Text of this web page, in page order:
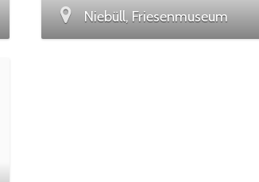
Niebüll, Friesenmuseum